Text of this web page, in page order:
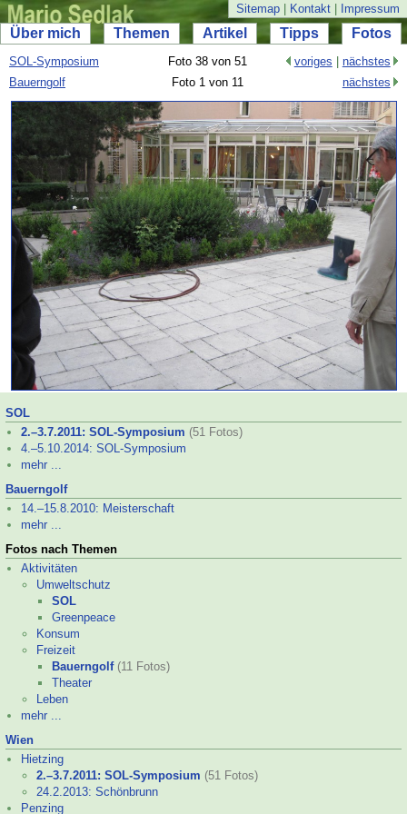
Sitemap Kontakt Impressum
Über mich Themen Artikel Tipps Fotos
SOL-Symposium Foto 38 von 51 voriges
nächstes
Bauerngolf
Foto 1 von 11 nächstes
SOL
2.–3.7.2011: SOL-Symposium (51 Fotos)
4.–5.10.2014: SOL-Symposium
mehr ...
Bauerngolf
14.–15.8.2010: Meisterschaft
mehr ...
Fotos nach Themen
Aktivitäten
Umweltschutz
SOL
Greenpeace
Konsum
Freizeit
Bauerngolf (11 Fotos)
Theater
Leben
mehr ...
Wien
Hietzing
2.–3.7.2011: SOL-Symposium (51 Fotos)
24.2.2013: Schönbrunn
Penzing